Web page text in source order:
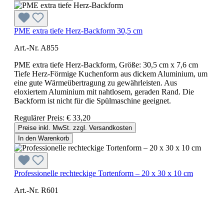
PME extra tiefe Herz-Backform 30,5 cm
Art.-Nr. A855
PME extra tiefe Herz-Backform, Größe: 30,5 cm x 7,6 cm
Tiefe Herz-Förmige Kuchenform aus dickem Aluminium, um
eine gute Wärmeübertragung zu gewährleisten. Aus
eloxiertem Aluminium mit nahtlosem, geraden Rand. Die
Backform ist nicht für die Spülmaschine geeignet.
Regulärer Preis: € 33,20
Preise inkl. MwSt. zzgl. Versandkosten
In den Warenkorb
Professionelle rechteckige Tortenform – 20 x 30 x 10 cm
Art.-Nr. R601